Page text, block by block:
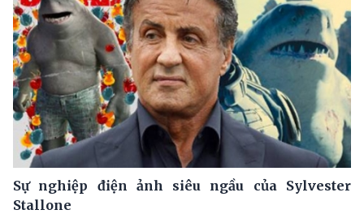
Sự nghiệp điện ảnh siêu ngầu của Sylvester
Stallone